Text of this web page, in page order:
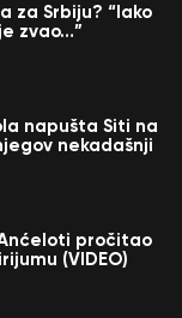
za Srbiju? “Iako
zvao…”
napušta Siti na
nekadašnji
pročitao
(VIDEO)